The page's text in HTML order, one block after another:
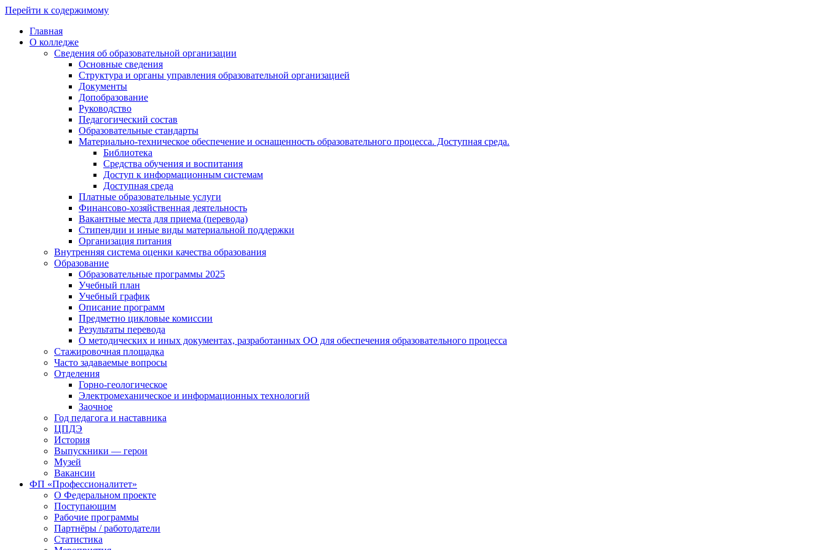
Перейти к содержимому
Главная
О колледже
Сведения об образовательной организации
Основные сведения
Структура и органы управления образовательной организацией
Документы
Допобразование
Руководство
Педагогический состав
Образовательные стандарты
Материально-техническое обеспечение и оснащенность образовательного процесса. Доступная среда.
Библиотека
Средства обучения и воспитания
Доступ к информационным системам
Доступная среда
Платные образовательные услуги
Финансово-хозяйственная деятельность
Вакантные места для приема (перевода)
Стипендии и иные виды материальной поддержки
Организация питания
Внутренняя система оценки качества образования
Образование
Образовательные программы 2025
Учебный план
Учебный график
Описание программ
Предметно цикловые комиссии
Результаты перевода
О методических и иных документах, разработанных ОО для обеспечения образовательного процесса
Стажировочная площадка
Часто задаваемые вопросы
Отделения
Горно-геологическое
Электромеханическое и информационных технологий
Заочное
Год педагога и наставника
ЦПДЭ
История
Выпускники — герои
Музей
Вакансии
ФП «Профессионалитет»
О Федеральном проекте
Поступающим
Рабочие программы
Партнёры / работодатели
Статистика